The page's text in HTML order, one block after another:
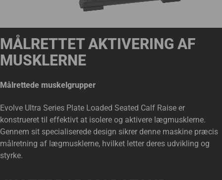
MÅLRETTET AKTIVERING AF
MUSKLERNE
Målrettede muskelgrupper
Evolve Ultra Series Plate Loaded Seated Calf Raise er
konstrueret til effektivt at isolere og aktivere lægmusklerne.
Gennem sit specialiserede design sikrer denne maskine præcis
målretning af lægmusklerne, hvilket letter deres udvikling og
styrke.